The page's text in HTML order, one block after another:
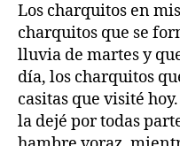
Los charquitos en
charquitos que se
lluvia de martes y
día, los charquitos
casitas que visité
la dejé por todas